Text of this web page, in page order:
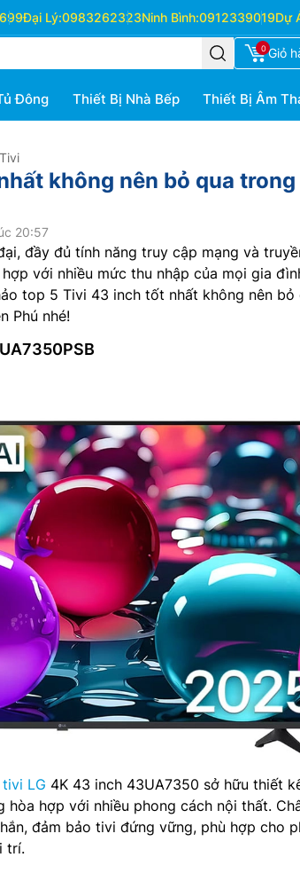
Đại Lý:0983262323Ninh Bình:0912339019Dự
0 Giỏ
Đông Thiết Bị Nhà Bếp Thiết Bị Âm
không nên bỏ qua trong
20:57
đầy đủ tính năng truy cập mạng và
với nhiều mức thu nhập của mọi gia
top 5 Tivi 43 inch tốt nhất không nên bỏ
Phú nhé!
tivi LG 4K 43 inch 43UA7350 sở hữu thiết
hòa hợp với nhiều phong cách nội thất.
đảm bảo tivi đứng vững, phù hợp cho
trí.